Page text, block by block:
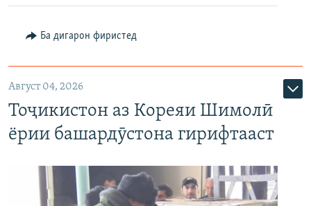
Ба дигарон фиристед
Август 04, 2026
Тоҷикистон аз Кореяи Шимолӣ
ёрии башардӯстона гирифтааст